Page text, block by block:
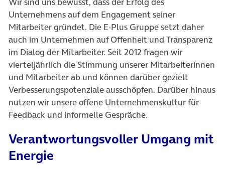
Unternehmens auf dem Engagement seiner
Mitarbeiter gründet. Die E-Plus Gruppe setzt daher
auch im Unternehmen auf Offenheit und Transparenz
im Dialog der Mitarbeiter. Seit 2012 fragen wir
vierteljährlich die Stimmung unserer Mitarbeiterinnen
und Mitarbeiter ab und können darüber gezielt
Verbesserungspotenziale ausschöpfen. Darüber hinaus
nutzen wir unsere offene Unternehmenskultur für
Feedback und informelle Gespräche.
Verantwortungsvoller Umgang mit
Energie